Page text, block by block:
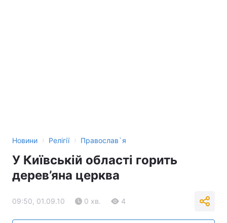
Новини › Релігії › Православ`я
У Київській області горить
дерев’яна церква
09:50, 01.09.10 0 хв. 4